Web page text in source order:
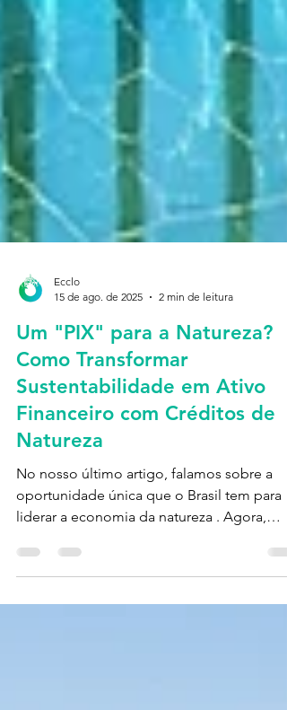
15 de ago. de 2025
2 min de leitura
Um "PIX" para a Natureza?
Como Transformar
Sustentabilidade em Ativo
Financeiro com Créditos de
Natureza
oportunidade única que o Brasil tem para
liderar a economia da natureza . Agora,
vamos ao ponto...